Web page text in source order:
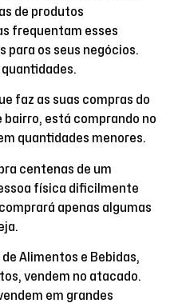
de produtos
frequentam esses
para os seus negócios.
faz as suas compras do
bairro, está comprando no
quantidades menores.
centenas de um
física dificilmente
apenas algumas
Alimentos e Bebidas,
vendem no atacado.
em grandes